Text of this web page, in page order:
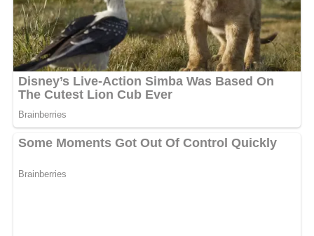
Alors qu’on aurait pu croire aussi à une guerre froide
entre les trois artistes au sein du label Wave&Co, il n’en
est rien de tout cela. L’ambiance est au beau fixe entre
eux. Les regards sont donc tournés vers la direction de
leur ex-maison de production afin d’avoir des
MOTS-CLÉS : EBOLOKO UNE